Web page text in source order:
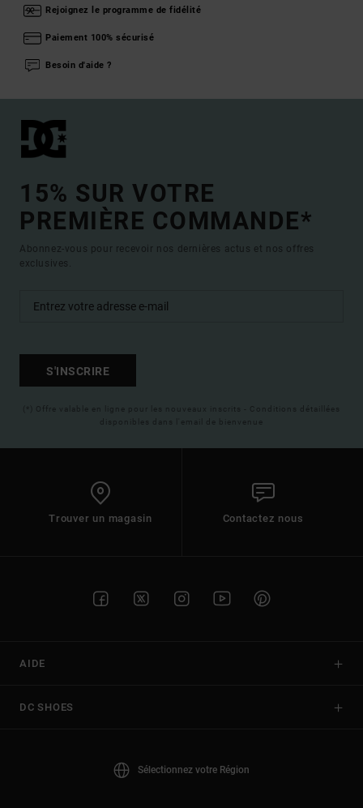
Rejoignez le programme de fidélité
Paiement 100% sécurisé
Besoin d'aide ?
15% SUR VOTRE
PREMIÈRE COMMANDE*
Abonnez-vous pour recevoir nos dernières actus et nos offres
exclusives.
S'INSCRIRE
(*) Offre valable en ligne pour les nouveaux inscrits - Conditions détaillées
disponibles dans l'email de bienvenue
Trouver un magasin Contactez nous
AIDE
DC SHOES
Sélectionnez votre Région